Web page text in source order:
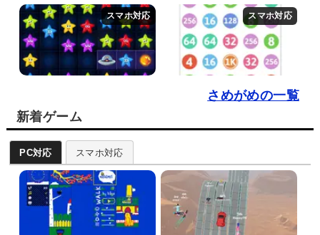
さめがめの一覧
新着ゲーム
PC対応 スマホ対応